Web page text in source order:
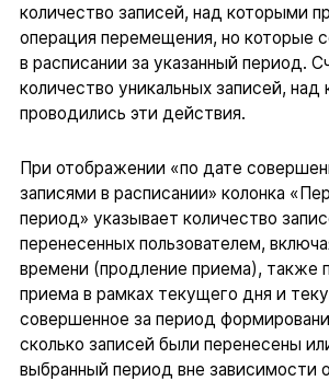
количество записей, над которыми
операция перемещения, но которые
в расписании за указанный период.
количество уникальных записей, над
проводились эти действия.
При отображении «по дате
записями в расписании» колонка
период» указывает количество
перенесенных пользователем,
времени (продление приема), также
приема в рамках текущего дня и
совершенное за период
сколько записей были перенесены
выбранный период вне зависимости